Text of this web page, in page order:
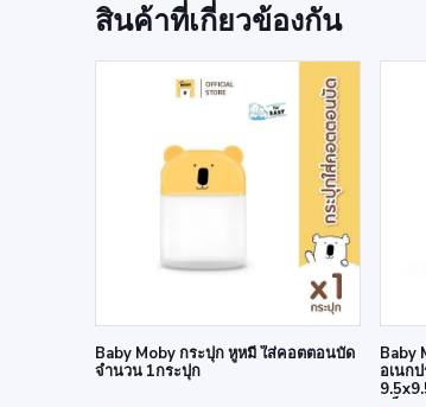
สินค้าที่เกี่ยวข้องกัน
Baby Moby กระปุก หูหมี ใส่คอตตอนบัด
จำนวน 1กระปุก
Baby
อเนก